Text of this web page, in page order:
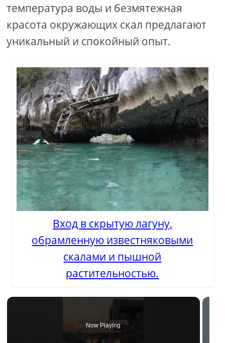
температура воды и безмятежная
красота окружающих скал предлагают
уникальный и спокойный опыт.
Вход в скрытую лагуну,
обрамленную известняковыми
скалами и пышной
растительностью.
Now Playing